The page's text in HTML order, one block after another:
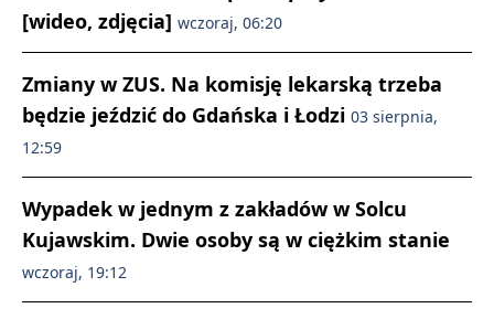
[wideo, zdjęcia] wczoraj, 06:20
Zmiany w ZUS. Na komisję lekarską trzeba
będzie jeździć do Gdańska i Łodzi 03 sierpnia,
12:59
Wypadek w jednym z zakładów w Solcu
Kujawskim. Dwie osoby są w ciężkim stanie
wczoraj, 19:12